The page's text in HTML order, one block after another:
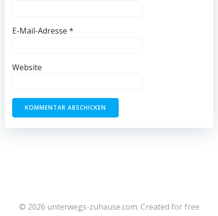
E-Mail-Adresse *
Website
© 2026 unterwegs-zuhause.com. Created for free